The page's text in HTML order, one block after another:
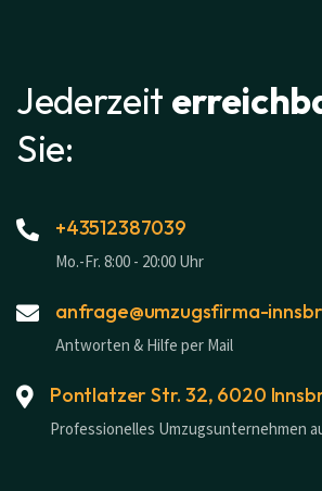
Jederzeit
Sie:
+43512387039
Mo.-Fr. 8:00 - 20:00 Uhr
anfrage@umzugsfirma-
Antworten & Hilfe per Mail
Pontlatzer Str. 32, 6020
Professionelles Umzugsunternehmen